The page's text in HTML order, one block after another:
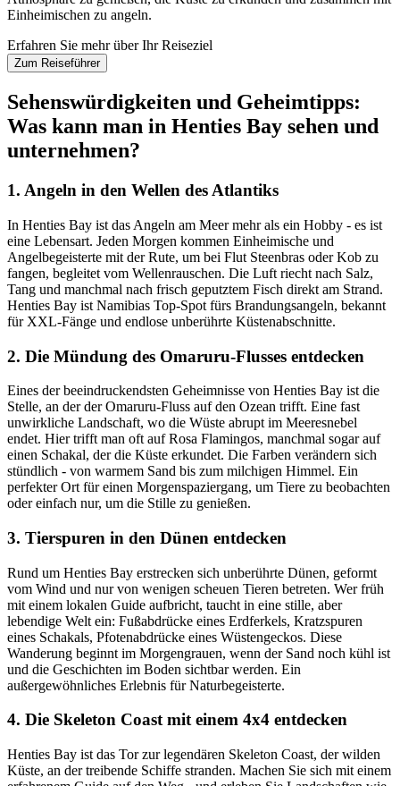
Einheimischen zu angeln.
Erfahren Sie mehr über Ihr Reiseziel
Zum Reiseführer
Sehenswürdigkeiten und Geheimtipps:
Was kann man in Henties Bay sehen und
unternehmen?
1. Angeln in den Wellen des Atlantiks
In Henties Bay ist das Angeln am Meer mehr als ein Hobby - es ist
eine Lebensart. Jeden Morgen kommen Einheimische und
Angelbegeisterte mit der Rute, um bei Flut Steenbras oder Kob zu
fangen, begleitet vom Wellenrauschen. Die Luft riecht nach Salz,
Tang und manchmal nach frisch geputztem Fisch direkt am Strand.
Henties Bay ist Namibias Top-Spot fürs Brandungsangeln, bekannt
für XXL-Fänge und endlose unberührte Küstenabschnitte.
2. Die Mündung des Omaruru-Flusses entdecken
Eines der beeindruckendsten Geheimnisse von Henties Bay ist die
Stelle, an der der Omaruru-Fluss auf den Ozean trifft. Eine fast
unwirkliche Landschaft, wo die Wüste abrupt im Meeresnebel
endet. Hier trifft man oft auf Rosa Flamingos, manchmal sogar auf
einen Schakal, der die Küste erkundet. Die Farben verändern sich
stündlich - von warmem Sand bis zum milchigen Himmel. Ein
perfekter Ort für einen Morgenspaziergang, um Tiere zu beobachten
oder einfach nur, um die Stille zu genießen.
3. Tierspuren in den Dünen entdecken
Rund um Henties Bay erstrecken sich unberührte Dünen, geformt
vom Wind und nur von wenigen scheuen Tieren betreten. Wer früh
mit einem lokalen Guide aufbricht, taucht in eine stille, aber
lebendige Welt ein: Fußabdrücke eines Erdferkels, Kratzspuren
eines Schakals, Pfotenabdrücke eines Wüstengeckos. Diese
Wanderung beginnt im Morgengrauen, wenn der Sand noch kühl ist
und die Geschichten im Boden sichtbar werden. Ein
außergewöhnliches Erlebnis für Naturbegeisterte.
4. Die Skeleton Coast mit einem 4x4 entdecken
Henties Bay ist das Tor zur legendären Skeleton Coast, der wilden
Küste, an der treibende Schiffe stranden. Machen Sie sich mit einem